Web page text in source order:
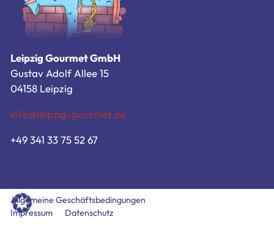
Impressum
Datenschutz
Leipzig Gourmet GmbH
Gustav Adolf Allee 15
04158 Leipzig
info@leipzig-gourmet.de
+49 341 33 75 52 67
Allgemeine Geschäftsbedingungen
Impressum
Datenschutz